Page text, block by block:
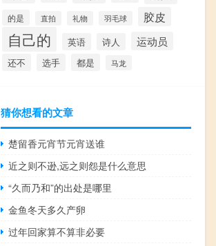
的是 直拍 礼物 羽毛球 胶皮
自己的 英语 诗人 运动员
还不 选手 都是 马龙
猜你想看的文章
楚留香元宵节元宵送谁
近之则不逊,远之则怨是什么意思
“久而乃和”的出处是哪里
金鱼冬天多久产卵
过年回家算不算非必要